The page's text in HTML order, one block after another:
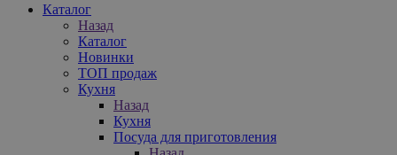
Каталог
Назад
Каталог
Новинки
ТОП продаж
Кухня
Назад
Кухня
Посуда для приготовления